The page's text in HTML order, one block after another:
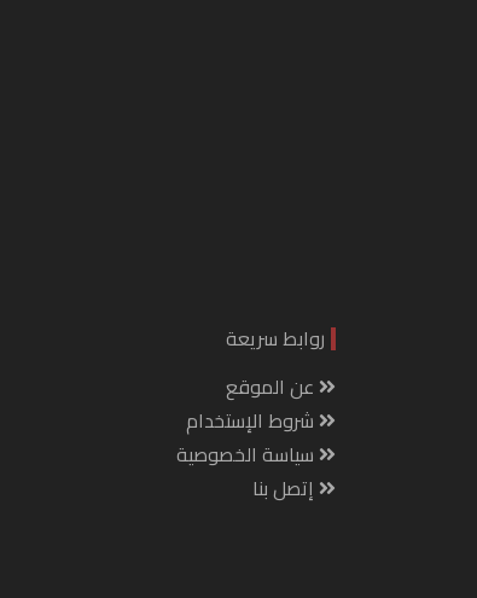
روابط سريعة
عن الموقع
شروط الإستخدام
سياسة الخصوصية
إتصل بنا